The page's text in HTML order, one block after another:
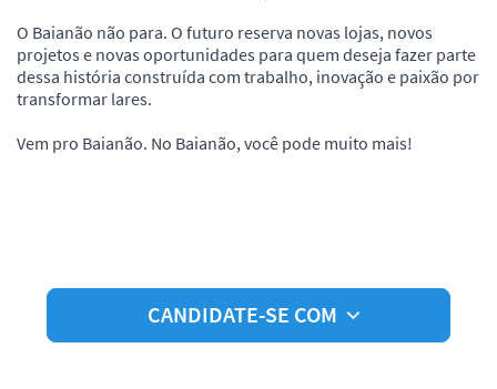
O Baianão não para. O futuro reserva novas lojas, novos
projetos e novas oportunidades para quem deseja fazer parte
dessa história construída com trabalho, inovação e paixão por
transformar lares.
Vem pro Baianão. No Baianão, você pode muito mais!
CANDIDATE-SE COM